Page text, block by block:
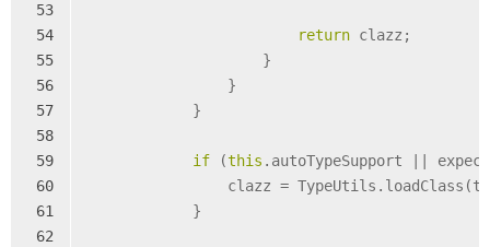
53
54
55
56
57
58
59
60
61
62
return clazz;
                    }
                }
            }
if (this .autoTypeSupport ||
clazz =
            }